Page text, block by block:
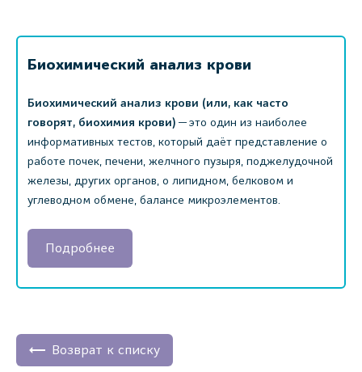
Биохимический анализ крови
Биохимический анализ крови (или, как часто
говорят, биохимия крови) — это один из наиболее
информативных тестов, который даёт представление о
работе почек, печени, желчного пузыря, поджелудочной
железы, других органов, о липидном, белковом и
углеводном обмене, балансе микроэлементов.
Подробнее
Возврат к списку